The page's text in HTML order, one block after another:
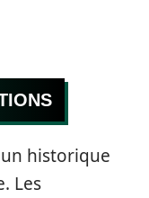
un historique
Les